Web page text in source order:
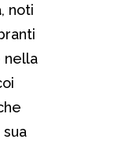
, noti
nella